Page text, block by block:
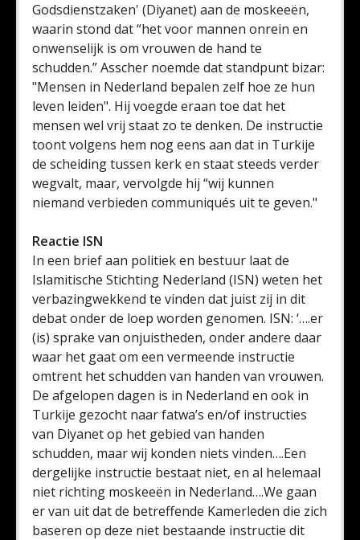
Godsdienstzaken' (Diyanet) aan de moskeeën,
waarin stond dat “het voor mannen onrein en
onwenselijk is om vrouwen de hand te
schudden.” Asscher noemde dat standpunt bizar:
"Mensen in Nederland bepalen zelf hoe ze hun
leven leiden". Hij voegde eraan toe dat het
mensen wel vrij staat zo te denken. De instructie
toont volgens hem nog eens aan dat in Turkije
de scheiding tussen kerk en staat steeds verder
wegvalt, maar, vervolgde hij “wij kunnen
niemand verbieden communiqués uit te geven."
Reactie ISN
In een brief aan politiek en bestuur laat de
Islamitische Stichting Nederland (ISN) weten het
verbazingwekkend te vinden dat juist zij in dit
debat onder de loep worden genomen. ISN: ‘….er
(is) sprake van onjuistheden, onder andere daar
waar het gaat om een vermeende instructie
omtrent het schudden van handen van vrouwen.
De afgelopen dagen is in Nederland en ook in
Turkije gezocht naar fatwa’s en/of instructies
van Diyanet op het gebied van handen
schudden, maar wij konden niets vinden….Een
dergelijke instructie bestaat niet, en al helemaal
niet richting moskeeën in Nederland….We gaan
er van uit dat de betreffende Kamerleden die zich
baseren op deze niet bestaande instructie dit